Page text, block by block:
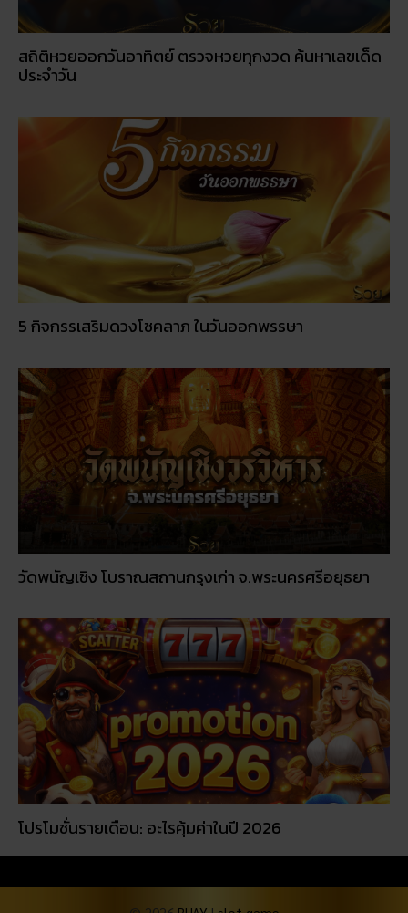
สถิติหวยออกวันอาทิตย์ ตรวจหวยทุกงวด ค้นหาเลขเด็ด
ประจำวัน
5 กิจกรรเสริมดวงโชคลาภ ในวันออกพรรษา
วัดพนัญเชิง โบราณสถานกรุงเก่า จ.พระนครศรีอยุธยา
โปรโมชั่นรายเดือน: อะไรคุ้มค่าในปี 2026